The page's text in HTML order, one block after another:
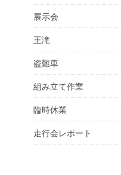
展示会
王滝
盗難車
組み立て作業
臨時休業
走行会レポート